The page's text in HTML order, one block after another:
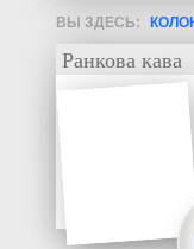
Ранкова кава